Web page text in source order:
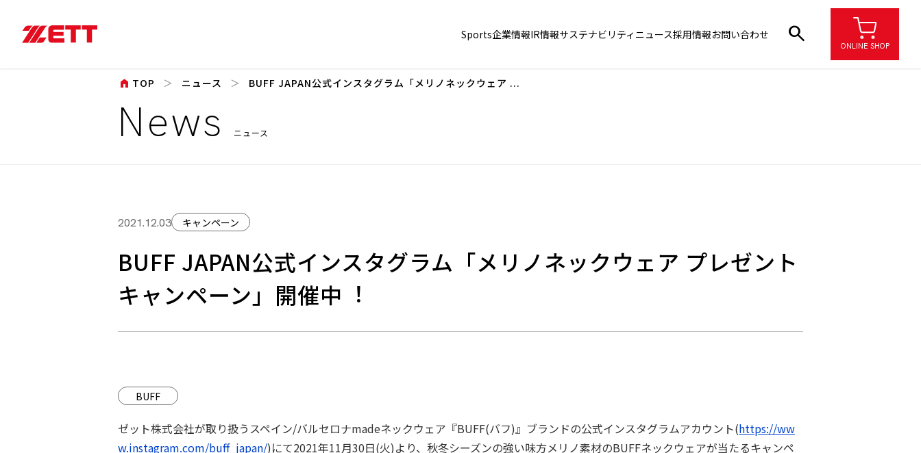
Sports企業情報IR情報サステナビリティ ニュース採用情報お問い合わせ search
ONLINE SHOP
News ニュース
home TOP ニュース BUFF JAPAN公式インスタグラム「メリノネックウェア ...
2021.12.03 キャンペーン
BUFF JAPAN公式インスタグラム「メリノネックウェア プレゼント
キャンペーン」開催中︕
BUFF
ゼット株式会社が取り扱うスペイン/バルセロナmadeネックウェア『BUFF(バフ)』ブランドの公式インスタグラムアカウント(https://ww
w.instagram.com/buff_japan/)にて2021年11⽉30⽇(⽕)より、秋冬シーズンの強い味方メリノ素材のBUFFネックウェアが当たるキャンペ